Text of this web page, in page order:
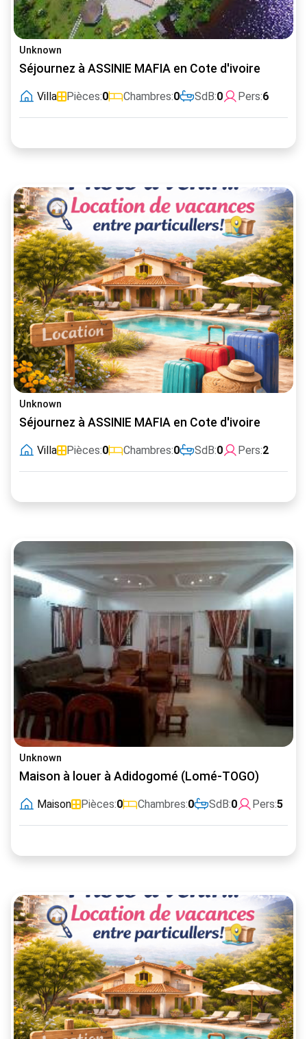
Unknown
Séjournez à ASSINIE MAFIA en Cote d'ivoire
Villa Pièces:0 Chambres:0 SdB:0 Pers:6
Unknown
Séjournez à ASSINIE MAFIA en Cote d'ivoire
Villa Pièces:0 Chambres:0 SdB:0 Pers:2
Unknown
Maison à louer à Adidogomé (Lomé-TOGO)
Maison Pièces:0 Chambres:0 SdB:0 Pers:5